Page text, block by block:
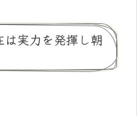
実力を発揮し朝